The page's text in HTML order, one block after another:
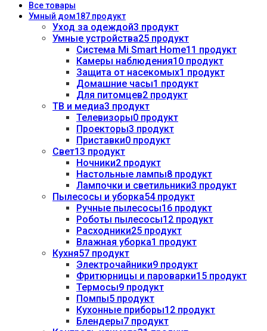
Всетовары
Умный дом187 продукт
Уход за одеждой3 продукт
Умные устройства25 продукт
Система Mi Smart Home11 продукт
Камеры наблюдения10 продукт
Защита от насекомых1 продукт
Домашние часы1 продукт
Для питомцев2 продукт
ТВ и медиа3 продукт
Телевизоры0 продукт
Проекторы3 продукт
Приставки0 продукт
Свет13 продукт
Ночники2 продукт
Настольные лампы8 продукт
Лампочки и светильники3 продукт
Пылесосы и уборка54 продукт
Ручные пылесосы16 продукт
Роботы пылесосы12 продукт
Расходники25 продукт
Влажная уборка1 продукт
Кухня57 продукт
Электрочайники9 продукт
Фритюрницы и пароварки15 продукт
Термосы9 продукт
Помпы5 продукт
Кухонные приборы12 продукт
Блендеры7 продукт